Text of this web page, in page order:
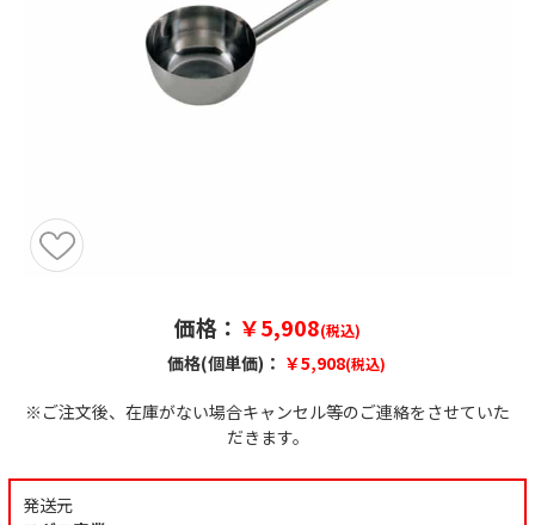
価格： ￥5,908(税込)
価格(個単価)： ￥5,908(税込)
※ご注文後、在庫がない場合キャンセル等のご連絡をさせていた
だきます。
発送元